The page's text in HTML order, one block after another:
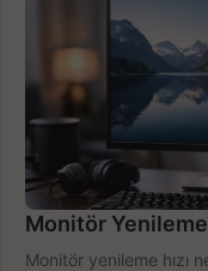
Monitör Yenileme
Monitör yenileme hızı